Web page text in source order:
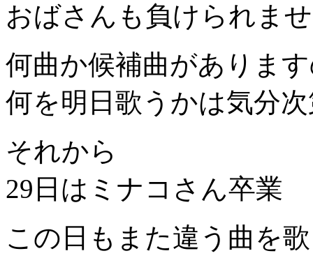
おばさんも負けられま
何曲か候補曲がありま
何を明日歌うかは気分
それから
29日はミナコさん卒業
この日もまた違う曲を